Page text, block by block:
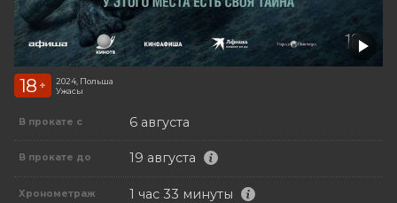
18 +
2024, Польша
Ужасы
В прокате с 6 августа
В прокате до 19 августа
Хронометраж 1 час 33 минуты